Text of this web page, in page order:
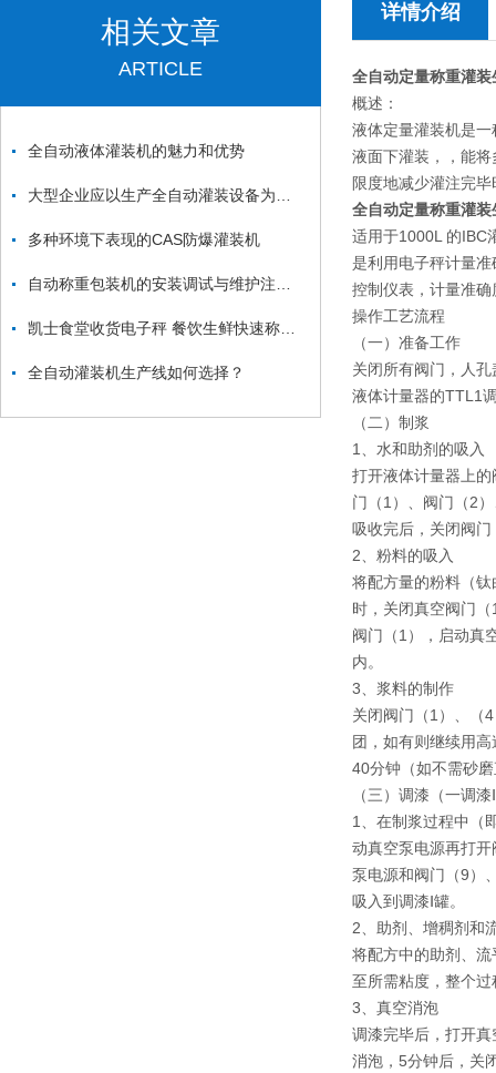
相关文章
ARTICLE
全自动液体灌装机的魅力和优势
多种环境下表现的CAS防爆灌装机
全自动灌装机生产线如何选择？
详情介绍
全自动定量称重灌装
概述：
液体定量灌装机是
液面下灌装，，能
限度地减少灌注完
全自动定量称重灌装
适用于1000L 的IBC
是利用电子秤计量
控制仪表，计量准
操作工艺流程
（一）准备工作
关闭所有阀门，人
液体计量器的TTL1
（二）制浆
1、水和助剂的吸入
打开液体计量器上
门（1）、阀门（2
吸收完后，关闭阀
2、粉料的吸入
将配方量的粉料（
时，关闭真空阀门
阀门（1），启动真
内。
3、浆料的制作
关闭阀门（1）、（
团，如有则继续用
40分钟（如不需砂
（三）调漆（一调漆
1、在制浆过程中（
动真空泵电源再打
泵电源和阀门（9）
吸入到调漆Ⅰ罐。
2、助剂、增稠剂和
将配方中的助剂、
至所需粘度，整个
3、真空消泡
调漆完毕后，打开
消泡，5分钟后，关